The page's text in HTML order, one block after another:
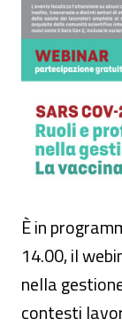
È in
14.00, il
nella
contesti